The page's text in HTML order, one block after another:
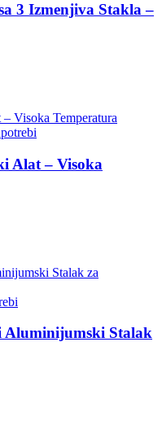
3 Izmenjiva Stakla –
Alat – Visoka
Aluminijumski Stalak